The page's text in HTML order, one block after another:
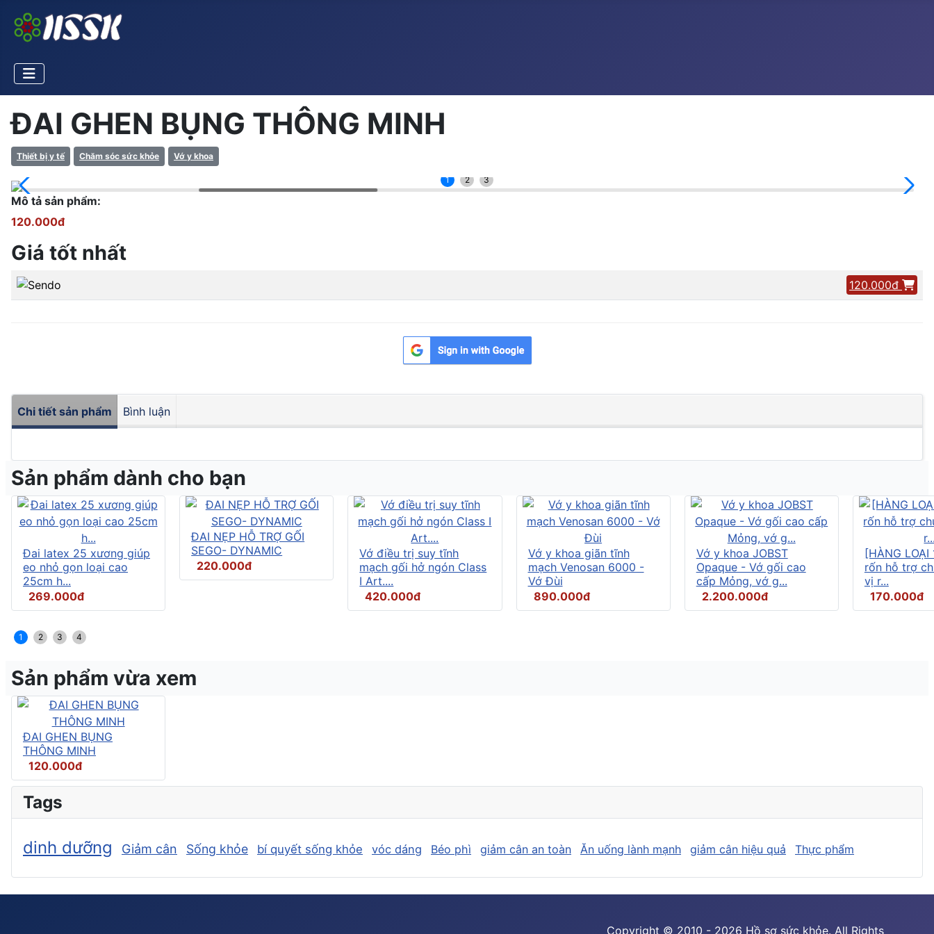
ĐAI GHEN BỤNG THÔNG MINH
Thiết bị y tế Chăm sóc sức khỏe Vớ y khoa
1 2 3
Mô tả sản phẩm:
120.000đ
Giá tốt nhất
120.000đ
Chi tiết sản phẩm Bình luận
Sản phẩm dành cho bạn
Đai latex 25 xương giúp
eo nhỏ gọn loại cao
25cm h...
269.000đ
ĐAI NẸP HỖ TRỢ GỐI
SEGO- DYNAMIC
220.000đ
Vớ điều trị suy tĩnh
mạch gối hở ngón Class
I Art....
420.000đ
Vớ y khoa giãn tĩnh
mạch Venosan 6000 -
Vớ Đùi
890.000đ
Vớ y khoa JOBST
Opaque - Vớ gối cao
cấp Mỏng, vớ g...
2.200.000đ
[HÀNG
rốn hỗ trợ
vị r...
170.000đ
1 2 3 4
Sản phẩm vừa xem
ĐAI GHEN BỤNG
THÔNG MINH
120.000đ
Tags
dinh dưỡng Giảm cân Sống khỏe bí quyết sống khỏe vóc dáng Béo phì giảm cân an toàn Ăn uống lành mạnh giảm cân hiệu quả Thực phẩm
Copyright © 2010 - 2026 Hồ sơ sức khỏe. All Rights